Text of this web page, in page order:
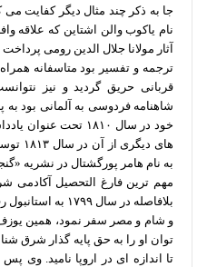
جا به ذکر چند مثال دیگر کفایت می
نام یاکوب والن اشتاین که علاقه
آثار مولانا جلال الدین رومی
قربانی حریق گردید و نیز
شاهنامه فردوسی به آلمانی بود به
خود در سال ۱۸۱۰ تحت
های
به نام هامر پورگشتال در نشریه
مهم ترین فارغ التحصیل
بلافاصله در سال
و شام و مصر سفر نمود، همین
توان او را به حق پایه گذار شرق